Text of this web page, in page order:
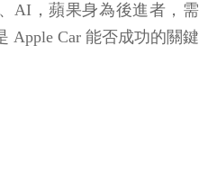
AI，蘋果身為後進者，需
Apple Car 能否成功的關鍵